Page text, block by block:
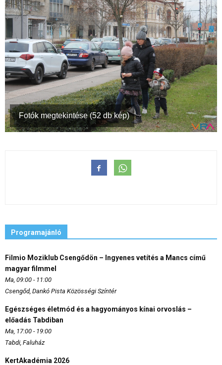
Fotók megtekintése (52 db kép)
Programajánló
Filmio Moziklub Csengődön – Ingyenes vetítés a Mancs című
magyar filmmel
Ma, 09:00 - 11:00
Csengőd, Dankó Pista Közösségi Színtér
Egészséges életmód és a hagyományos kínai orvoslás –
előadás Tabdiban
Ma, 17:00 - 19:00
Tabdi, Faluház
KertAkadémia 2026